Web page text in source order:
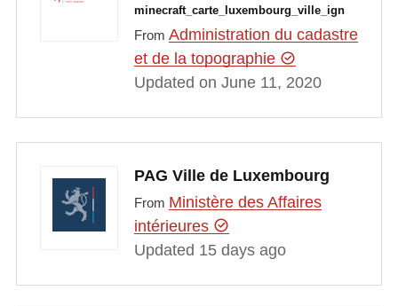
minecraft_carte_luxembourg_ville_ign
From Administration du cadastre
et de la topographie
Updated on June 11, 2020
PAG Ville de Luxembourg
From Ministère des Affaires
intérieures
Updated 15 days ago